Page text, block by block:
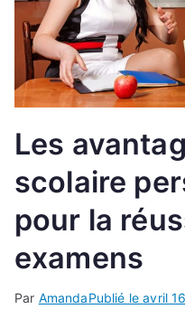
Les
scolaire
pour la
examens
Par AmandaPublié leavril